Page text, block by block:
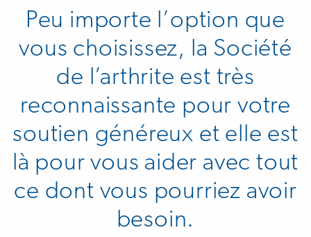
Peu importe l’option que
vous choisissez, la Société
de l’arthrite est très
reconnaissante pour votre
soutien généreux et elle est
là pour vous aider avec tout
ce dont vous pourriez avoir
besoin.